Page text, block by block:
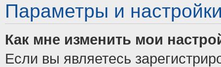
Параметры и
Как мне изменить мои
Если вы являетесь